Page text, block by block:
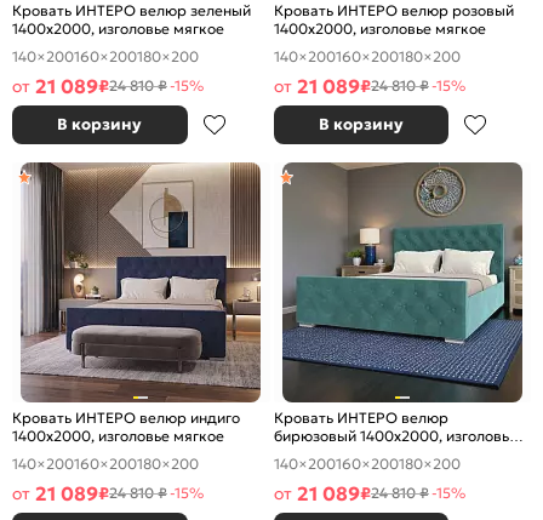
Кровать ИНТЕРО велюр зеленый
1400x2000, изголовье мягкое
140×200160×200180×200
от 21 089₽24 810 ₽-15%
В корзину
Кровать ИНТЕРО велюр розовый
1400x2000, изголовье мягкое
140×200160×200180×200
от 21 089₽24 810 ₽-15%
В корзину
Кровать ИНТЕРО велюр индиго
1400x2000, изголовье мягкое
140×200160×200180×200
от 21 089₽24 810 ₽-15%
Кровать ИНТЕРО велюр
бирюзовый 1400x2000, изголовье
мягкое
140×200160×200180×200
от 21 089₽24 810 ₽-15%